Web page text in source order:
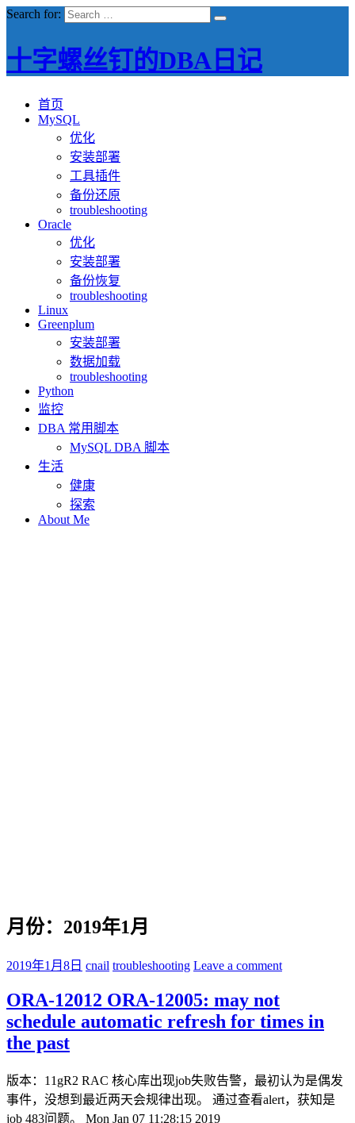
Search for:
十字螺丝钉的DBA日记
首页
MySQL
优化
安装部署
工具插件
备份还原
troubleshooting
Oracle
优化
安装部署
备份恢复
troubleshooting
Linux
Greenplum
安装部署
数据加载
troubleshooting
Python
监控
DBA 常用脚本
MySQL DBA 脚本
生活
健康
探索
About Me
月份：2019年1月
2019年1月8日 cnail troubleshooting Leave a comment
ORA-12012 ORA-12005: may not
schedule automatic refresh for times in
the past
版本：11gR2 RAC 核心库出现job失败告警，最初认为是偶发
事件，没想到最近两天会规律出现。 通过查看alert，获知是
job 483问题。 Mon Jan 07 11:28:15 2019